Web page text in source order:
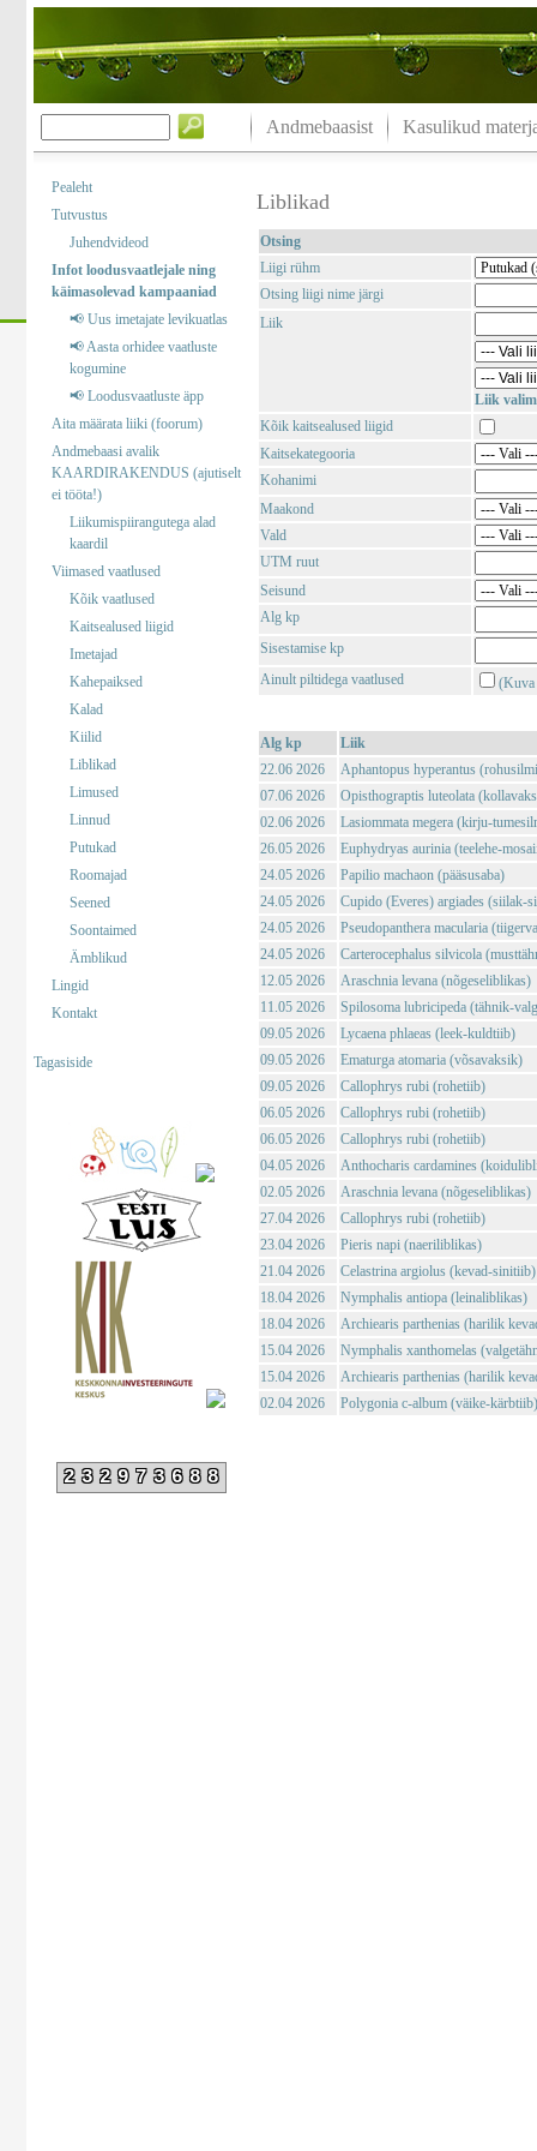
Andmebaasist Kasulikud
Pealeht
Tutvustus
Juhendvideod
Infot loodusvaatlejale ning
käimasolevad kampaaniad
📢 Uus imetajate levikuatlas
📢 Aasta orhidee vaatluste
kogumine
📢 Loodusvaatluste äpp
Aita määrata liiki (foorum)
Andmebaasi avalik
KAARDIRAKENDUS (ajutiselt
ei tööta!)
Liikumispiirangutega alad
kaardil
Viimased vaatlused
Kõik vaatlused
Kaitsealused liigid
Imetajad
Kahepaiksed
Kalad
Kiilid
Liblikad
Limused
Linnud
Putukad
Roomajad
Seened
Soontaimed
Ämblikud
Lingid
Kontakt
Tagasiside
232973688
Liblikad
Otsing
Liigi rühm
Otsing liigi nime järgi
Liik
Liik
Kõik kaitsealused liigid
Kaitsekategooria
Kohanimi
Maakond
Vald
UTM ruut
Seisund
Alg kp
Sisestamise kp
Ainult piltidega vaatlused
(Kuva
Alg kp
Liik
22.06 2026
Aphantopus hyperantus
07.06 2026
Opisthograptis luteolata
02.06 2026
Lasiommata megera (kirju-
26.05 2026
Euphydryas aurinia (teelehe-
24.05 2026
Papilio machaon (pääsusaba)
24.05 2026
Cupido (Everes) argiades (siilak-
24.05 2026
Pseudopanthera macularia
24.05 2026
Carterocephalus silvicola
12.05 2026
Araschnia levana (nõgeseliblikas)
11.05 2026
Spilosoma lubricipeda (tähnik-
09.05 2026
Lycaena phlaeas (leek-kuldtiib)
09.05 2026
Ematurga atomaria (võsavaksik)
09.05 2026
Callophrys rubi (rohetiib)
06.05 2026
Callophrys rubi (rohetiib)
06.05 2026
Callophrys rubi (rohetiib)
04.05 2026
Anthocharis cardamines
02.05 2026
Araschnia levana (nõgeseliblikas)
27.04 2026
Callophrys rubi (rohetiib)
23.04 2026
Pieris napi (naeriliblikas)
21.04 2026
Celastrina argiolus (kevad-sinitiib)
18.04 2026
Nymphalis antiopa (leinaliblikas)
18.04 2026
Archiearis parthenias (harilik
15.04 2026
Nymphalis xanthomelas
15.04 2026
Archiearis parthenias (harilik
02.04 2026
Polygonia c-album (väike-kärbtiib)